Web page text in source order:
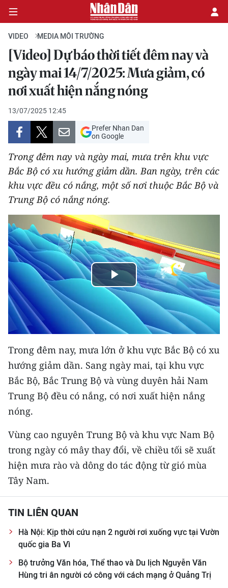
CHÍNH TRỊ
KINH TẾ
VĂN HÓA
XÃ HỘI
PHÁP LUẬT
DU LỊCH
THẾ GIỚI
THỂ THAO
GIÁO DỤC
Y TẾ
KHOA HỌC - CÔNG NGHỆ
BẠN ĐỌC
KIỂM CHỨNG THÔNG TIN
TRI THỨC CHUYÊN SÂU
54 DÂN TỘC VIỆT NAM
CHƯƠNG TRÌNH OCOP - MỖI XÃ
MỘT SẢN PHẨM
RADIO
MEDIA CENTER
Video
VIDEO MEDIA MÔI TRƯỜNG
[Video] Dự báo thời tiết đêm nay và
ngày mai 14/7/2025: Mưa giảm, có
nơi xuất hiện nắng nóng
13/07/2025 12:45
Prefer Nhan Dan
on Google
Trong đêm nay và ngày mai, mưa trên khu vực
Bắc Bộ có xu hướng giảm dần. Ban ngày, trên các
khu vực đều có nắng, một số nơi thuộc Bắc Bộ và
Trung Bộ có nắng nóng.
Play
Video
Trong đêm nay, mưa lớn ở khu vực Bắc Bộ có xu
hướng giảm dần. Sang ngày mai, tại khu vực
Bắc Bộ, Bắc Trung Bộ và vùng duyên hải Nam
Trung Bộ đều có nắng, có nơi xuất hiện nắng
nóng.
Vùng cao nguyên Trung Bộ và khu vực Nam Bộ
trong ngày có mây thay đổi, về chiều tối sẽ xuất
hiện mưa rào và dông do tác động từ gió mùa
Tây Nam.
TIN LIÊN QUAN
Hà Nội: Kịp thời cứu nạn 2 người rơi xuống vực tại Vườn
quốc gia Ba Vì
Bộ trưởng Văn hóa, Thể thao và Du lịch Nguyễn Văn
Hùng tri ân người có công với cách mạng ở Quảng Trị